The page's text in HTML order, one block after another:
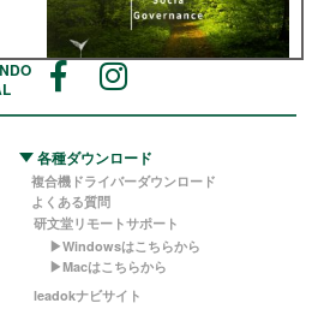
各種ダウンロード
複合機ドライバーダウンロード
よくある質問
研文堂リモートサポート
▶︎Windowsはこちらから
▶︎Macはこちらから
leadokナビサイト